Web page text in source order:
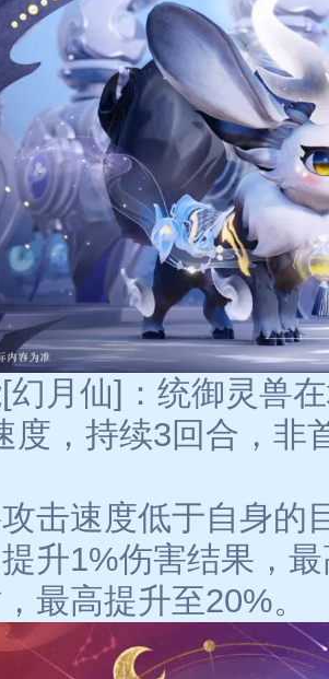
幻月仙]：统御灵兽
度，持续3回合，非
击速度低于自身的
升1%伤害结果，
最高提升至20%。